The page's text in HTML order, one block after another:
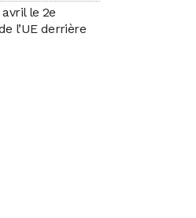
le 2e
l’UE derrière